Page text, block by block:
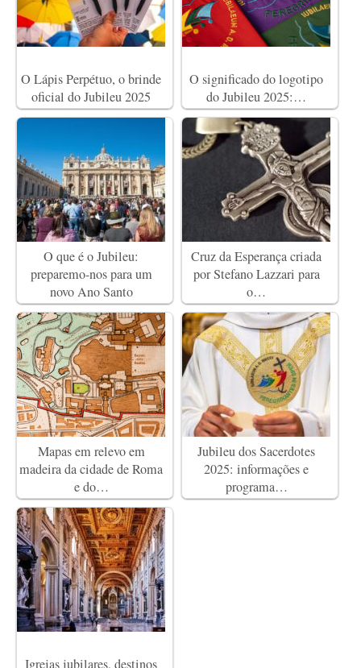
O Lápis Perpétuo, o brinde
oficial do Jubileu 2025
O significado do logotipo
do Jubileu 2025:…
O que é o Jubileu:
preparemo-nos para um
novo Ano Santo
Cruz da Esperança criada
por Stefano Lazzari para
o…
Mapas em relevo em
madeira da cidade de Roma
e do…
Jubileu dos Sacerdotes
2025: informações e
programa…
Igrejas jubilares, destinos